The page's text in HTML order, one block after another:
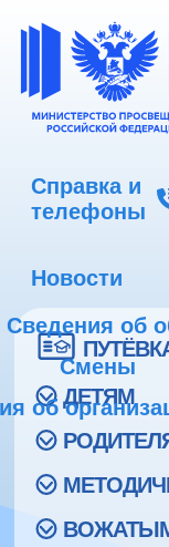
Справка и
телефоны
Новости
Сведения об
Смены
об ДЕТЯМ